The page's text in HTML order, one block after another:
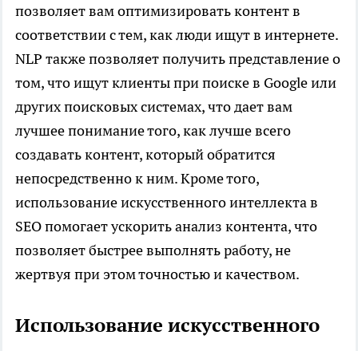
позволяет вам оптимизировать контент в
соответствии с тем, как люди ищут в интернете.
NLP также позволяет получить представление о
том, что ищут клиенты при поиске в Google или
других поисковых системах, что дает вам
лучшее понимание того, как лучше всего
создавать контент, который обратится
непосредственно к ним. Кроме того,
использование искусственного интеллекта в
SEO помогает ускорить анализ контента, что
позволяет быстрее выполнять работу, не
жертвуя при этом точностью и качеством.
Использование искусственного